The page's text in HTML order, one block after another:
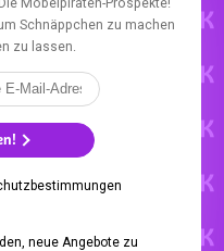
Möbelpiraten-Prospekte!
Schnäppchen zu machen
zu lassen.
neue Angebote zu